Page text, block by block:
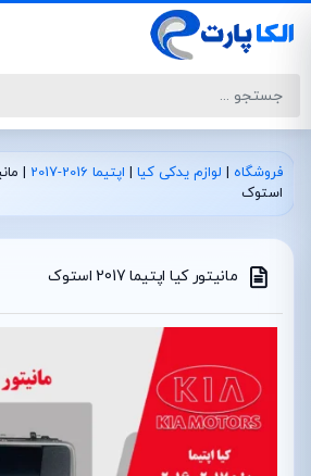
فروشگاه | لوازم یدکی کیا | اپتیما 2016-2017 |
استوک
مانیتور کیا اپتیما 2017 استوک